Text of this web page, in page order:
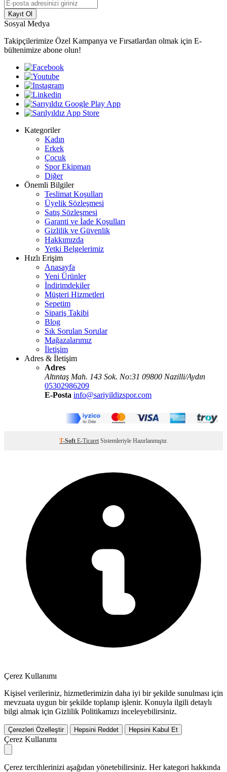
Kayıt Ol
Sosyal Medya
Takipçilerimize Özel Kampanya ve Fırsatlardan olmak için E-
bültenimize abone olun!
Kategoriler
Kadın
Erkek
Çocuk
Spor Ekipman
Diğer
Önemli Bilgiler
Teslimat Koşulları
Üyelik Sözleşmesi
Satış Sözleşmesi
Garanti ve İade Koşulları
Gizlilik ve Güvenlik
Hakkımızda
Yetki Belgelerimiz
Hızlı Erişim
Anasayfa
Yeni Ürünler
İndirimdekiler
Müşteri Hizmetleri
Sepetim
Sipariş Takibi
Blog
Sık Sorulan Sorular
Mağazalarımız
İletişim
Adres & İletişim
Adres
Altıntaş Mah. 143 Sok. No:31 09800 Nazilli/Aydın
05302986209
E-Posta info@sariyildizspor.com
T-Soft E-Ticaret Sistemleriyle Hazırlanmıştır.
Çerez Kullanımı
Kişisel verileriniz, hizmetlerimizin daha iyi bir şekilde sunulması için
mevzuata uygun bir şekilde toplanıp işlenir. Konuyla ilgili detaylı
bilgi almak için Gizlilik Politikamızı inceleyebilirsiniz.
Çerezleri Özelleştir Hepsini Reddet Hepsini Kabul Et
Çerez Kullanımı
Çerez tercihlerinizi aşağıdan yönetebilirsiniz. Her kategori hakkında